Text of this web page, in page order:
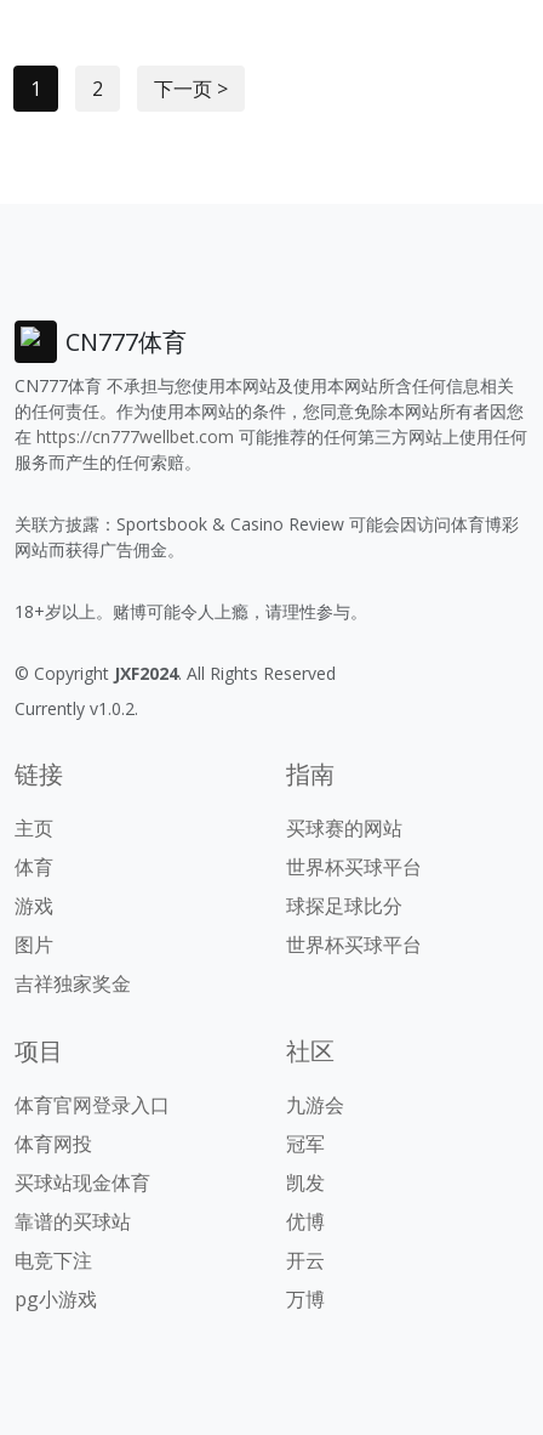
1 2 下一页 >
CN777体育
CN777体育 不承担与您使用本网站及使用本网站所含任何信息相关
的任何责任。作为使用本网站的条件，您同意免除本网站所有者因您
在 https://cn777wellbet.com 可能推荐的任何第三方网站上使用任何
服务而产生的任何索赔。
关联方披露：Sportsbook & Casino Review 可能会因访问体育博彩
网站而获得广告佣金。
18+岁以上。赌博可能令人上瘾，请理性参与。
© Copyright JXF2024. All Rights Reserved
Currently v1.0.2.
链接
主页
体育
游戏
图片
吉祥独家奖金
指南
买球赛的网站
世界杯买球平台
球探足球比分
世界杯买球平台
项目
体育官网登录入口
体育网投
买球站现金体育
靠谱的买球站
电竞下注
pg小游戏
社区
九游会
冠军
凯发
优博
开云
万博